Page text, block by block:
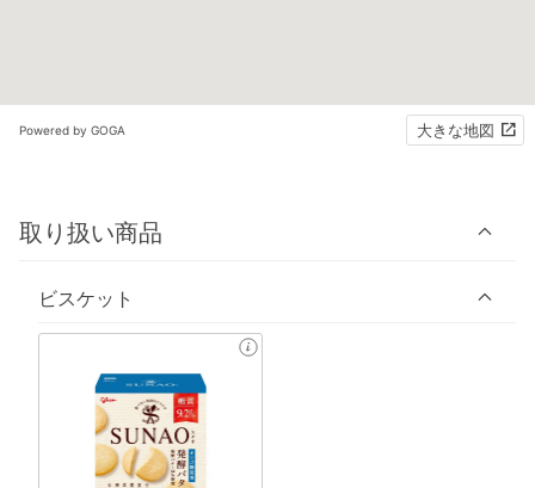
Powered by GOGA 大きな地図
取り扱い商品
ビスケット